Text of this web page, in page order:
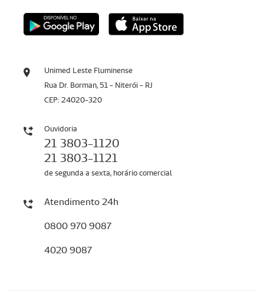
Unimed Leste Fluminense
Rua Dr. Borman, 51 - Niterói - RJ
CEP: 24020-320
Ouvidoria
21 3803-1120
21 3803-1121
de segunda a sexta, horário comercial
Atendimento 24h
0800 970 9087
4020 9087